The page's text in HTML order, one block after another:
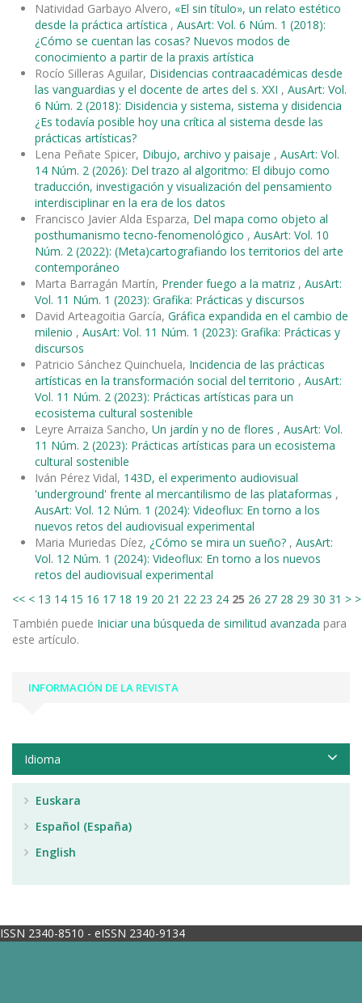
Natividad Garbayo Alvero, «El sin título», un relato estético
desde la práctica artística , AusArt: Vol. 6 Núm. 1 (2018):
¿Cómo se cuentan las cosas? Nuevos modos de
conocimiento a partir de la praxis artística
Rocío Silleras Aguilar, Disidencias contraacadémicas desde
las vanguardias y el docente de artes del s. XXI , AusArt: Vol.
6 Núm. 2 (2018): Disidencia y sistema, sistema y disidencia
¿Es todavía posible hoy una crítica al sistema desde las
prácticas artísticas?
Lena Peñate Spicer, Dibujo, archivo y paisaje , AusArt: Vol.
14 Núm. 2 (2026): Del trazo al algoritmo: El dibujo como
traducción, investigación y visualización del pensamiento
interdisciplinar en la era de los datos
Francisco Javier Alda Esparza, Del mapa como objeto al
posthumanismo tecno-fenomenológico , AusArt: Vol. 10
Núm. 2 (2022): (Meta)cartografiando los territorios del arte
contemporáneo
Marta Barragán Martín, Prender fuego a la matriz , AusArt:
Vol. 11 Núm. 1 (2023): Grafika: Prácticas y discursos
David Arteagoitia García, Gráfica expandida en el cambio de
milenio , AusArt: Vol. 11 Núm. 1 (2023): Grafika: Prácticas y
discursos
Patricio Sánchez Quinchuela, Incidencia de las prácticas
artísticas en la transformación social del territorio , AusArt:
Vol. 11 Núm. 2 (2023): Prácticas artísticas para un
ecosistema cultural sostenible
Leyre Arraiza Sancho, Un jardín y no de flores , AusArt: Vol.
11 Núm. 2 (2023): Prácticas artísticas para un ecosistema
cultural sostenible
Iván Pérez Vidal, 143D, el experimento audiovisual
'underground' frente al mercantilismo de las plataformas ,
AusArt: Vol. 12 Núm. 1 (2024): Videoflux: En torno a los
nuevos retos del audiovisual experimental
Maria Muriedas Díez, ¿Cómo se mira un sueño? , AusArt:
Vol. 12 Núm. 1 (2024): Videoflux: En torno a los nuevos
retos del audiovisual experimental
<< < 13 14 15 16 17 18 19 20 21 22 23 24 25 26 27 28 29 30 31 >
También puede Iniciar una búsqueda de similitud avanzada para
este artículo.
INFORMACIÓN DE LA REVISTA
Idioma
Euskara
Español (España)
English
ISSN 2340-8510 - eISSN 2340-9134